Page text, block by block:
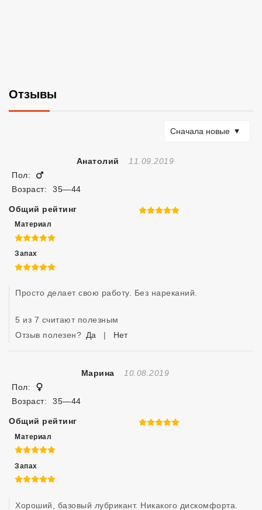
Отзывы
Сортировать по
Сначала новые
Анатолий Отзыв Создан
11.09.2019
Пол:
Возраст:
35—44
Общий рейтинг 5 из 5
Материал
5 из 5
Запах
5 из 5
Просто делает свою работу. Без нареканий.
5 из 7 считают полезным
Отзыв полезен? Да | Нет
Марина Отзыв Создан
10.08.2019
Пол:
Возраст:
35—44
Общий рейтинг 5 из 5
Материал
5 из 5
Запах
5 из 5
Хороший, базовый лубрикант. Никакого дискомфорта.